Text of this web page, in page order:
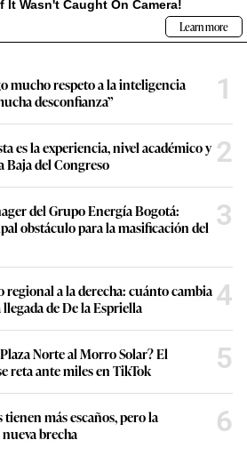
mucho respeto a la inteligencia
desconfianza”
1
es la experiencia, nivel académico y
Baja del Congreso
2
del Grupo Energía Bogotá:
obstáculo para la masificación del 3
regional a la derecha: cuánto cambia
de De la Espriella
4
Norte al Morro Solar? El
reta ante miles en TikTok
5
más escaños, pero la
brecha
6